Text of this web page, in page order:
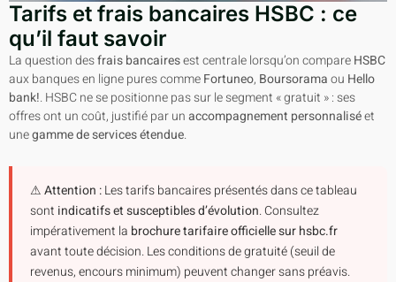
Tarifs et frais bancaires HSBC : ce
qu’il faut savoir
La question desfrais bancairesest centrale lorsqu’on compareHSBC
aux banques en ligne pures commeFortuneo, Boursoramaou Hello
bank!. HSBC ne se positionne pas sur le segment « gratuit » : ses
offres ont un coût, justifié par unaccompagnement personnaliséet
unegamme de services étendue.
⚠ Attention :Les tarifs bancaires présentés dans ce tableau
sont indicatifs et susceptibles d’évolution. Consultez
impérativement la brochure tarifaire officielle sur hsbc.fr
avant toute décision. Les conditions de gratuité (seuil de
revenus, encours minimum) peuvent changer sans préavis.